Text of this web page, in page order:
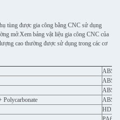
tùng được gia công bằng CNC sử dụng
mở.Xem bảng vật liệu gia công CNC của
cao thường được sử dụng trong các cơ
ABS
ABS
ABS
Polycarbonate
ABS